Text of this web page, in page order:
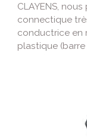
CLAYENS,
connectique
conductrice en
plastique